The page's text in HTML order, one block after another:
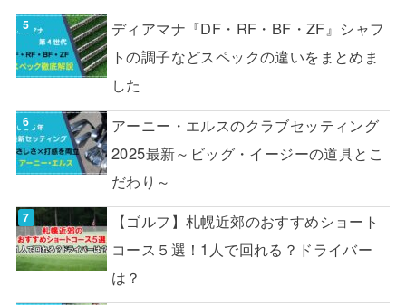
ディアマナ『DF・RF・BF・ZF』シャフ
トの調子などスペックの違いをまとめま
した
アーニー・エルスのクラブセッティング
2025最新～ビッグ・イージーの道具とこ
だわり～
【ゴルフ】札幌近郊のおすすめショート
コース５選！1人で回れる？ドライバー
は？